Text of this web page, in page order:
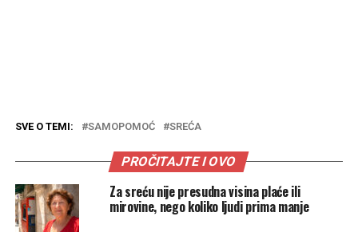
SVE O TEMI: SAMOPOMOĆ SREĆA
PROČITAJTE I OVO
Za sreću nije presudna visina plaće ili
mirovine, nego koliko ljudi prima manje